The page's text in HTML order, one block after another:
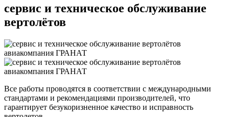
сервис и техническое обслуживание
вертолётов
Все работы проводятся в соответствии с международными
стандартами и рекомендациями производителей, что
гарантирует безукоризненное качество и исправность